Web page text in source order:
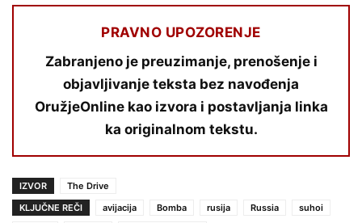
PRAVNO UPOZORENJE
Zabranjeno je preuzimanje, prenošenje i
objavljivanje teksta bez navođenja
OružjeOnline kao izvora i postavljanja linka
ka originalnom tekstu.
IZVOR
The Drive
KLJUČNE REČI
avijacija Bomba rusija Russia
suhoi